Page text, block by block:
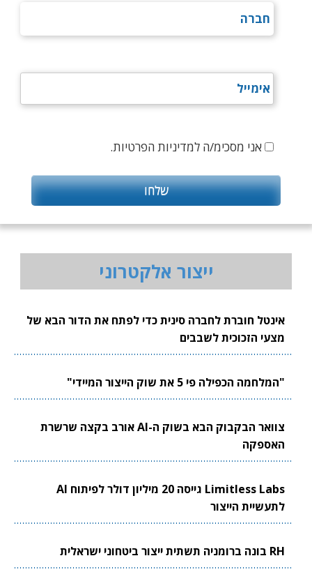
אני מסכימ/ה למדיניות הפרטיות.
ייצור אלקטרוני
אינטל חוברת לחברה סינית כדי לפתח את הדור הבא של
מצעי הזכוכית לשבבים
"המלחמה הכפילה פי 5 את שוק הייצור המיידי"
צוואר הבקבוק הבא בשוק ה-AI אורב בקצה שרשרת
האספקה
Limitless Labs גייסה 20 מיליון דולר לפיתוח AI
לתעשיית הייצור
RH בונה ברומניה תשתית ייצור ביטחוני ישראלית